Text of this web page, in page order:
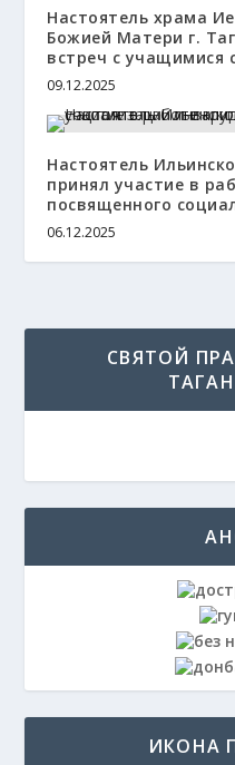
Настоятель храма
Божией Матери г.
встреч с учащимися
09.12.2025
Настоятель
принял участие в
посвященного
06.12.2025
СВЯТОЙ
ИКОНА